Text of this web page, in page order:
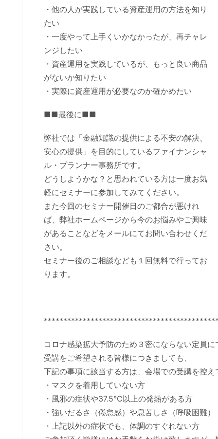
・他の人が実践している資産運用の方法を知り
たい
・一度やって上手くいかなかったが、再チャレ
ンジしたい
・資産運用を実践しているが、もっと良い商品
がないか知りたい
・実際に資産運用が必要なのか確かめたい
■■最後に■■
弊社では「金融知識の提供による不安の解決、
安心の提供」を目的にしているファイナンシャ
ル・プランナー事務所です。
どうしようかな？と思われている方は一度お気
軽にセミナーに参加してみてください。
また今回のセミナー開催日のご都合が悪けれ
ば、弊社ホームページから今のお悩みやご興味
があることなどをメールにてお問い合わせくだ
さい。
セミナー後のご相談なども１回無料で行ってお
ります。
コロナ感染拡大予防のため３密にならない定員
受講をご希望される皆様につきましても、
下記の事項に該当する方は、会場での受講を控
・マスクを着用していない方
・風邪の症状や37.5°C以上の発熱がある方
・強いだるさ（倦怠感）や息苦しさ（呼吸困難
・上記以外の症状でも、体調のすぐれない方